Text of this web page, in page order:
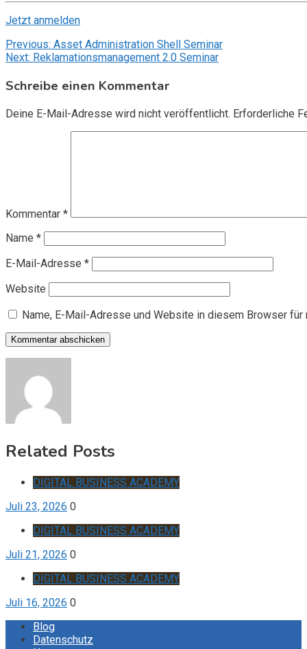
Jetzt anmelden
Beitragsnavigation
Previous: Asset Administration Shell Seminar
Next: Reklamationsmanagement 2.0 Seminar
Schreibe einen Kommentar
Deine E-Mail-Adresse wird nicht veröffentlicht. Erforderliche
Kommentar *
Name *
E-Mail-Adresse *
Website
Name, E-Mail-Adresse und Website in diesem Browser
Related Posts
DIGITAL BUSINESS ACADEMY
Juli 23, 2026 0
DIGITAL BUSINESS ACADEMY
Juli 21, 2026 0
DIGITAL BUSINESS ACADEMY
Juli 16, 2026 0
Blog
Datenschutz